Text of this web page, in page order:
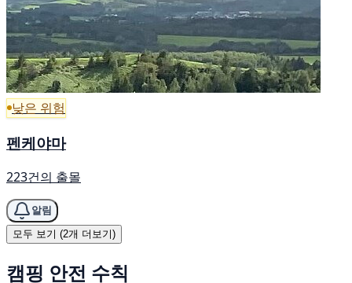
낮은 위험
펜케야마
223건의 출몰
알림
모두 보기 (2개 더보기)
캠핑 안전 수칙